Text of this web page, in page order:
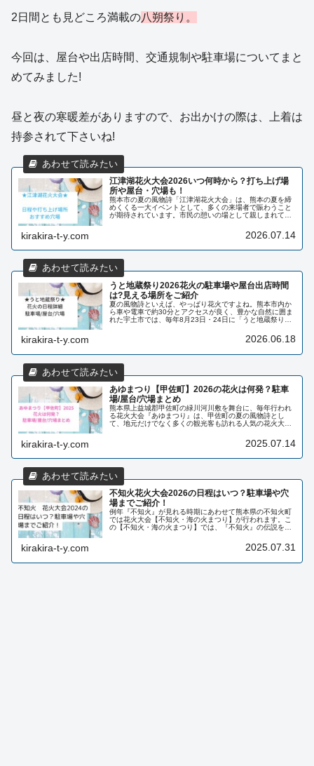
2日間とも見どころ満載の八朔祭り。
今回は、屋台や出店時間、交通規制や駐車場についてまと
めてみました!
昼と夜の寒暖差がありますので、お出かけの際は、上着は
持参されて下さいね!
江津湖花火大会2026いつ何時から？打ち上げ場
所や屋台・穴場も！
熊本市の夏の風物詩「江津湖花火大会」は、熊本の夏を締
めくくる一大イベントとして、多くの来場者で賑わうこと
が期待されています。市民の憩いの場として親しまれてい
kirakira-t-y.com 2026.07.14
うと地蔵祭り2026花火の駐車場や屋台出店時間
は?見える場所をご紹介
夏の風物詩といえば、やっぱり花火ですよね。熊本市内か
ら車や電車で約30分とアクセスが良く、豊かな自然に囲ま
れた宇土市では、毎年8月23日・24日に「うと地蔵祭り」
kirakira-t-y.com 2026.06.18
あゆまつり【甲佐町】2026の花火は何発？駐車
場/屋台/穴場まとめ
熊本県上益城郡甲佐町の緑川河川敷を舞台に、毎年行われ
る花火大会『あゆまつり』は、甲佐町の夏の風物詩とし
て、地元だけでなく多くの観光客も訪れる人気の花火大会
kirakira-t-y.com 2025.07.14
不知火花火大会2026の日程はいつ？駐車場や穴
場までご紹介！
例年『不知火』が見れる時期にあわせて熊本県の不知火町
では花火大会【不知火・海の火まつり】が行われます。こ
の【不知火・海の火まつり】では、『不知火』の伝説を現
kirakira-t-y.com 2025.07.31